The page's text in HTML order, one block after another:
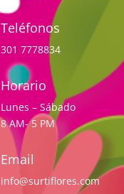
Teléfonos
301 7778834
Horario
Lunes – Sábado
8 AM- 5 PM
Email
info@surtiflores.com